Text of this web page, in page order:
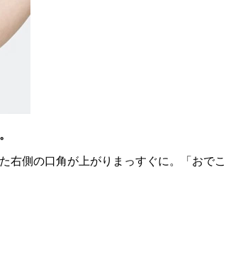
側の口角が上がりまっすぐに。「おで